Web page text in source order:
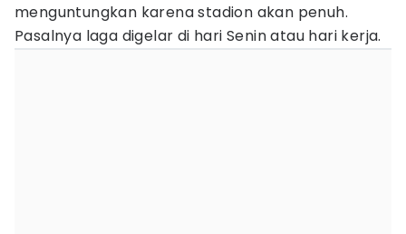
menguntungkan karena stadion akan penuh.
Pasalnya laga digelar di hari Senin atau hari kerja.